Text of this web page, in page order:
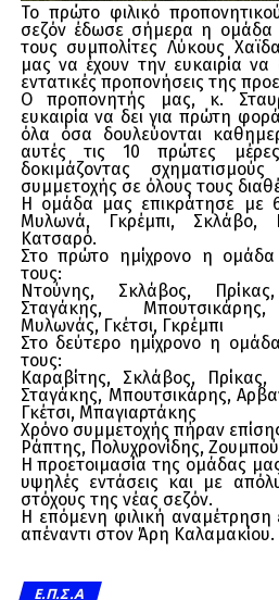
Το πρώτο φιλικό
σεζόν έδωσε σήμερα η ομάδα
τους συμπολίτες Λύκους
μας να έχουν την ευκαιρία να
εντατικές προπονήσεις της
Ο προπονητής μας, κ.
ευκαιρία να δει για πρώτη
όλα όσα δουλεύονται
αυτές τις 10 πρώτες
δοκιμάζοντας
συμμετοχής σε όλους τους
Η ομάδα μας επικράτησε με
Μυλωνά, Γκρέμπι, Σκλάβο,
Κατσαρό.
Στο πρώτο ημίχρονο η
τους:
Ντούνης, Σκλάβος,
Σταγάκης,
Μυλωνάς, Γκέτσι, Γκρέμπι
Στο δεύτερο ημίχρονο η
τους:
Καραβίτης, Σκλάβος,
Σταγάκης, Μπουτσικάρης,
Γκέτσι, Μπαγιαρτάκης
Χρόνο συμμετοχής πήραν
Ράπτης, Πολυχρονίδης,
Η προετοιμασία της ομάδας
υψηλές εντάσεις και με
στόχους της νέας σεζόν.
Η επόμενη φιλική αναμέτρηση
απέναντι στον Άρη Καλαμακίου.
Ε.Π.Σ.Α